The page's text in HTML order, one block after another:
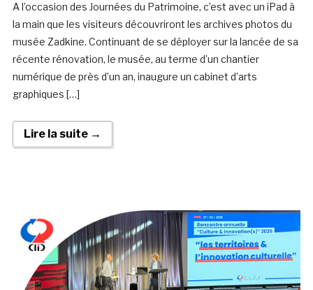
A l’occasion des Journées du Patrimoine, c’est avec un iPad à
la main que les visiteurs découvriront les archives photos du
musée Zadkine. Continuant de se déployer sur la lancée de sa
récente rénovation, le musée, au terme d’un chantier
numérique de près d’un an, inaugure un cabinet d’arts
graphiques […]
Lire la suite →